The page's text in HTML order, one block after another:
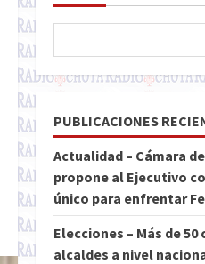
PUBLICACIONES
Actualidad – Cámara
propone al Ejecutivo
único para enfrentar
Elecciones – Más de
alcaldes a nivel